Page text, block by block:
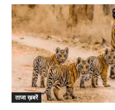
ताजा ख़बरें